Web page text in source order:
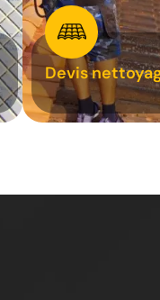
Devis
toiture 31